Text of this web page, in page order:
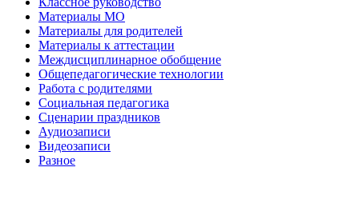
Материалы МО
Материалы для родителей
Материалы к аттестации
Междисциплинарное обобщение
Общепедагогические технологии
Работа с родителями
Социальная педагогика
Сценарии праздников
Аудиозаписи
Видеозаписи
Разное